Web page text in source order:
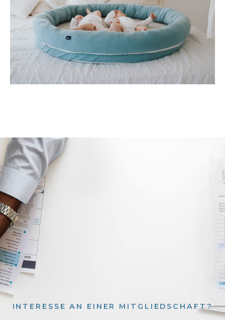
INTERESSE AN EINER MITGLIEDSCHAFT?